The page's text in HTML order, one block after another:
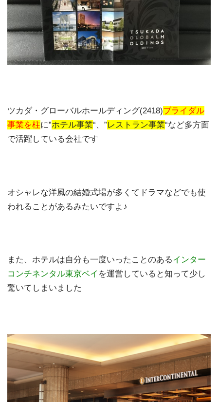
ツカダ・グローバルホールディング(2418)ブライダル
事業を柱に”ホテル事業“、”レストラン事業“など多方面
で活躍している会社です
オシャレな洋風の結婚式場が多くてドラマなどでも使
われることがあるみたいですよ♪
また、ホテルは自分も一度いったことのあるインター
コンチネンタル東京ベイ を運営していると知って少し
驚いてしまいました